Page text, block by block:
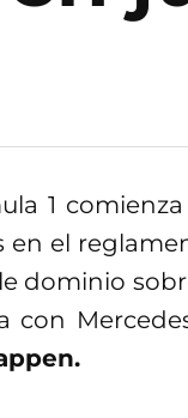
1
el
dominio
con